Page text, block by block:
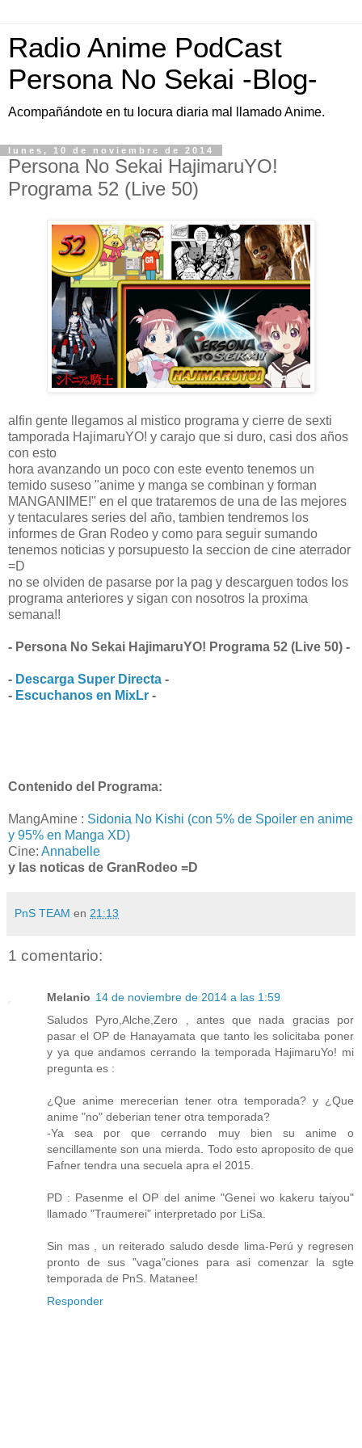
Radio Anime PodCast
Persona No Sekai -Blog-
Acompañándote en tu locura diaria mal llamado Anime.
lunes, 10 de noviembre de 2014
Persona No Sekai HajimaruYO!
Programa 52 (Live 50)
alfin gente llegamos al mistico programa y cierre de sexti
tamporada HajimaruYO! y carajo que si duro, casi dos años
con esto
hora avanzando un poco con este evento tenemos un
temido suseso "anime y manga se combinan y forman
MANGANIME!" en el que trataremos de una de las mejores
y tentaculares series del año, tambien tendremos los
informes de Gran Rodeo y como para seguir sumando
tenemos noticias y porsupuesto la seccion de cine aterrador
=D
no se olviden de pasarse por la pag y descarguen todos los
programa anteriores y sigan con nosotros la proxima
semana!!
- Persona No Sekai HajimaruYO! Programa 52 (Live 50) -
- Descarga Super Directa -
- Escuchanos en MixLr -
Contenido del Programa:
MangAmine : Sidonia No Kishi (con 5% de Spoiler en anime
y 95% en Manga XD)
Cine: Annabelle
y las noticas de GranRodeo =D
PnS TEAM en 21:13
1 comentario:
Melanio 14 de noviembre de 2014 a las 1:59
Saludos Pyro,Alche,Zero , antes que nada gracias por
pasar el OP de Hanayamata que tanto les solicitaba poner
y ya que andamos cerrando la temporada HajimaruYo! mi
pregunta es :
¿Que anime merecerian tener otra temporada? y ¿Que
anime "no" deberian tener otra temporada?
-Ya sea por que cerrando muy bien su anime o
sencillamente son una mierda. Todo esto aproposito de que
Fafner tendra una secuela apra el 2015.
PD : Pasenme el OP del anime "Genei wo kakeru taiyou"
llamado "Traumerei" interpretado por LiSa.
Sin mas , un reiterado saludo desde lima-Perú y regresen
pronto de sus "vaga"ciones para asi comenzar la sgte
temporada de PnS. Matanee!
Responder